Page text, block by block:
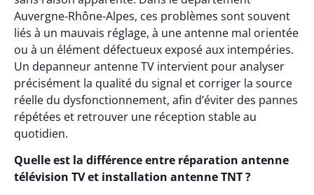
Auvergne-Rhône-Alpes, ces problèmes sont souvent
liés à un mauvais réglage, à une antenne mal orientée
ou à un élément défectueux exposé aux intempéries.
Un depanneur antenne TV intervient pour analyser
précisément la qualité du signal et corriger la source
réelle du dysfonctionnement, afin d’éviter des pannes
répétées et retrouver une réception stable au
quotidien.
Quelle est la différence entre réparation antenne
télévision TV et installation antenne TNT ?